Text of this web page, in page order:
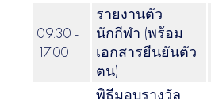
09:30 -
17:00
รายงานตัว
นักกีฬา (พร้อม
เอกสารยืนยันตัว
ตน)
พิธีมอบรางวัล